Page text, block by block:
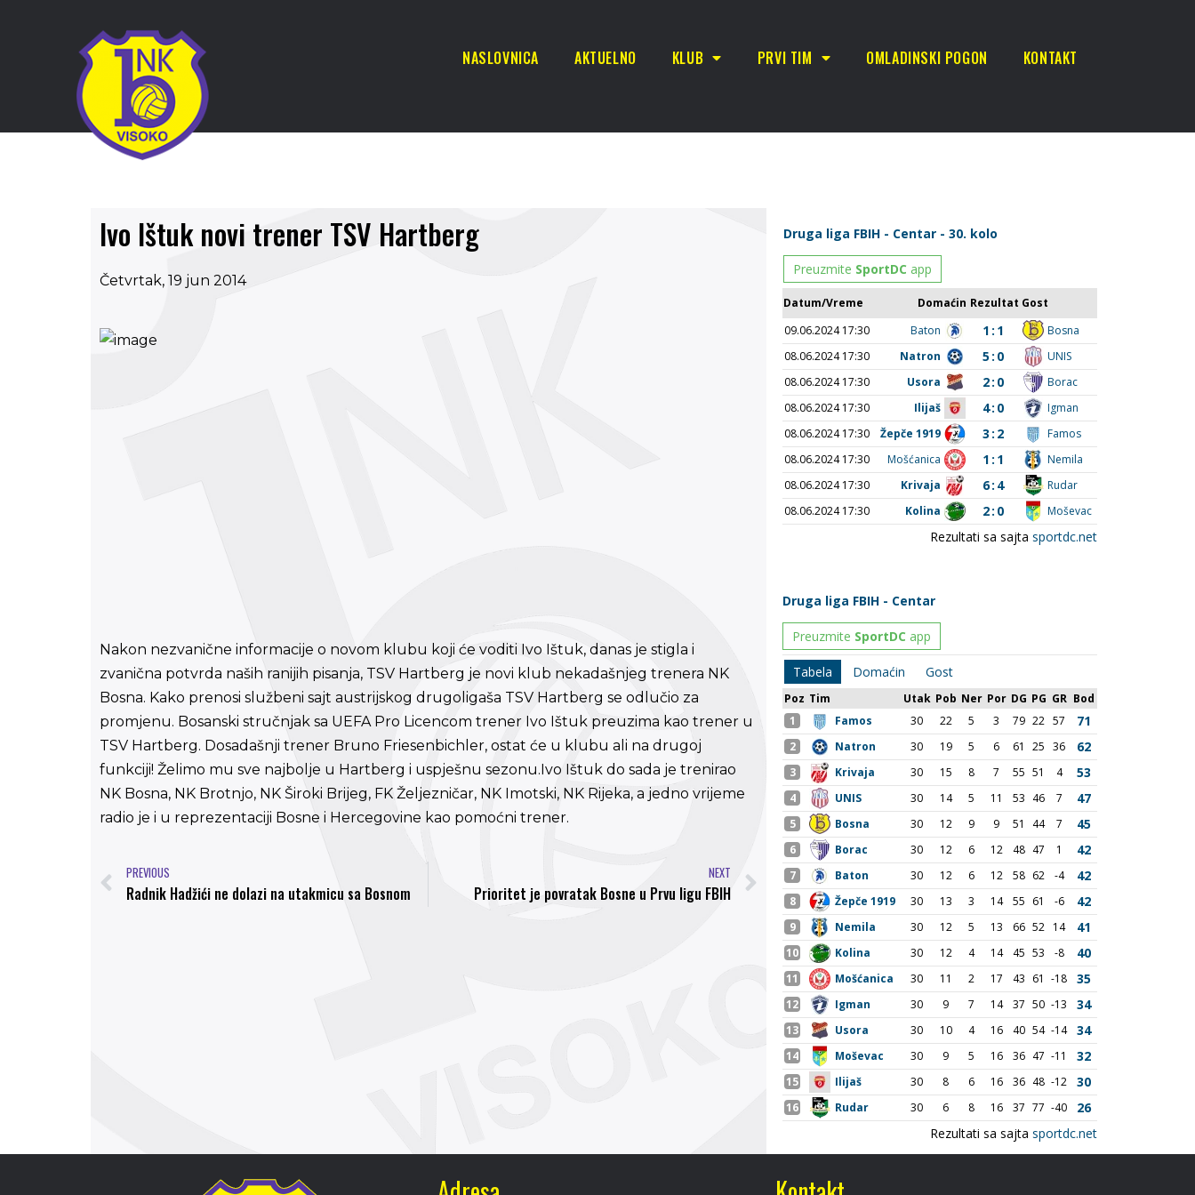
NASLOVNICA AKTUELNO KLUB PRVI TIM OMLADINSKI POGON KONTAKT
Ivo Ištuk novi trener TSV Hartberg
Četvrtak, 19 jun 2014
Nakon nezvanične informacije o novom klubu koji će voditi Ivo Ištuk, danas je stigla i
zvanična potvrda naših ranijih pisanja, TSV Hartberg je novi klub nekadašnjeg trenera NK
Bosna. Kako prenosi službeni sajt austrijskog drugoligaša TSV Hartberg se odlučio za
promjenu. Bosanski stručnjak sa UEFA Pro Licencom trener Ivo Ištuk preuzima kao trener u
TSV Hartberg. Dosadašnji trener Bruno Friesenbichler, ostat će u klubu ali na drugoj
funkciji! Želimo mu sve najbolje u Hartberg i uspješnu sezonu.Ivo Ištuk do sada je trenirao
NK Bosna, NK Brotnjo, NK Široki Brijeg, FK Željezničar, NK Imotski, NK Rijeka, a jedno vrijeme
radio je i u reprezentaciji Bosne i Hercegovine kao pomoćni trener.
PREVIOUS
Radnik Hadžići ne dolazi na utakmicu sa Bosnom
NEXT
Prioritet je povratak Bosne u Prvu ligu FBIH